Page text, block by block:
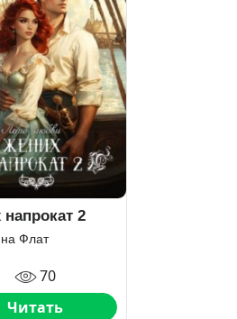
2
Флат
70
Читать